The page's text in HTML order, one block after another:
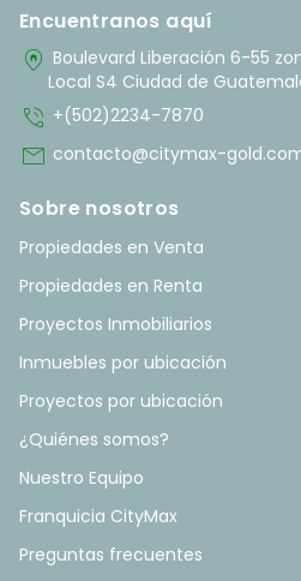
Encuentranos aquí
home_pin Boulevard Liberación 6-55
Local S4 Ciudad de
phone_in_talk +(502)2234-7870
mail contacto@citymax-
Sobre nosotros
Propiedades en Venta
Propiedades en Renta
Proyectos Inmobiliarios
Inmuebles por ubicación
Proyectos por ubicación
¿Quiénes somos?
Nuestro Equipo
Franquicia CityMax
Preguntas frecuentes